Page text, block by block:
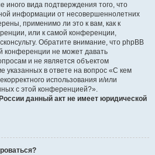
иного вида подтверждения того, что
информации от несовершеннолетних
применимо ли это к вам, как к
или к самой конференции,
Обратите внимание, что phpBB
конференции не может давать
и не является объектом
указанных в ответе на вопрос «С кем
использования и/или
с этой конференцией?».
данный акт не имеет юридической